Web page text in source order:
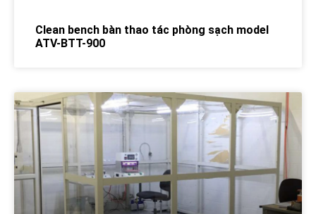
Clean bench bàn thao tác phòng sạch model
ATV-BTT-900